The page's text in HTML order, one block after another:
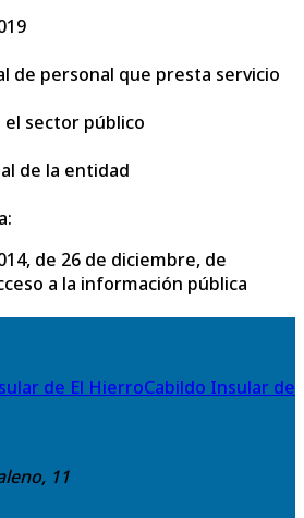
de personal que presta servicio
el sector público
de la entidad
de 26 de diciembre, de
a la información pública
Cabildo Insular de
11